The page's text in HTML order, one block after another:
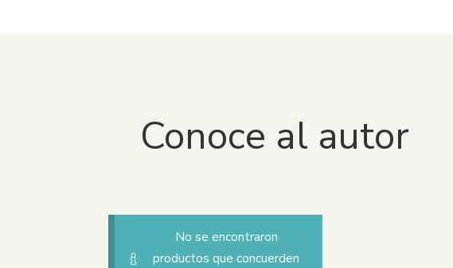
Conoce al autor
No se encontraron
productos que concuerden